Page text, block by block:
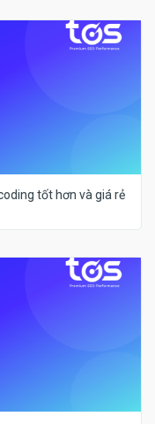
tốt hơn và giá rẻ